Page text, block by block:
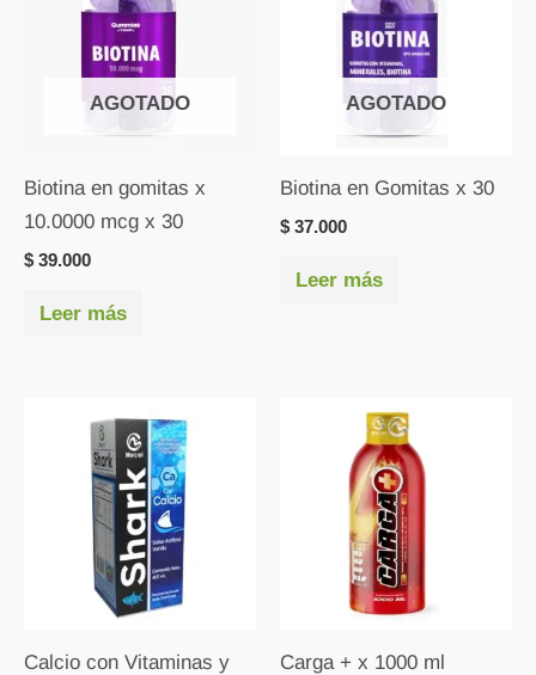
AGOTADO
Biotina en gomitas x
10.0000 mcg x 30
$ 39.000
Leer más
AGOTADO
Biotina en Gomitas x 30
$ 37.000
Leer más
Calcio con Vitaminas y
Carga + x 1000 ml